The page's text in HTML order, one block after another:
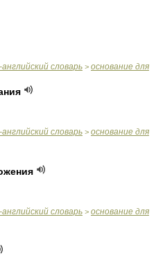
словарь > основание для
словарь > основание для
словарь > основание для